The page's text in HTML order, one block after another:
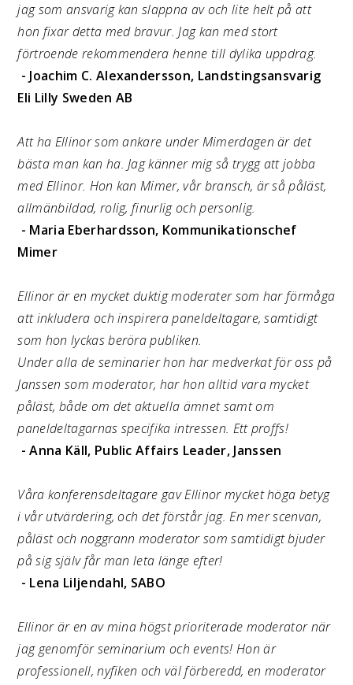
jag som ansvarig kan slappna av och lite helt på att
hon fixar detta med bravur. Jag kan med stort
förtroende rekommendera henne till dylika uppdrag.
- Joachim C. Alexandersson, Landstingsansvarig
Eli Lilly Sweden AB
Att ha Ellinor som ankare under Mimerdagen är det
bästa man kan ha. Jag känner mig så trygg att jobba
med Ellinor. Hon kan Mimer, vår bransch, är så påläst,
allmänbildad, rolig, finurlig och personlig.
- Maria Eberhardsson, Kommunikationschef
Mimer
Ellinor är en mycket duktig moderater som har förmåga
att inkludera och inspirera paneldeltagare, samtidigt
som hon lyckas beröra publiken.
Under alla de seminarier hon har medverkat för oss på
Janssen som moderator, har hon alltid vara mycket
påläst, både om det aktuella ämnet samt om
paneldeltagarnas specifika intressen. Ett proffs!
- Anna Käll, Public Affairs Leader, Janssen
Våra konferensdeltagare gav Ellinor mycket höga betyg
i vår utvärdering, och det förstår jag. En mer scenvan,
påläst och noggrann moderator som samtidigt bjuder
på sig själv får man leta länge efter!
- Lena Liljendahl, SABO
Ellinor är en av mina högst prioriterade moderator när
jag genomför seminarium och events! Hon är
professionell, nyfiken och väl förberedd, en moderator